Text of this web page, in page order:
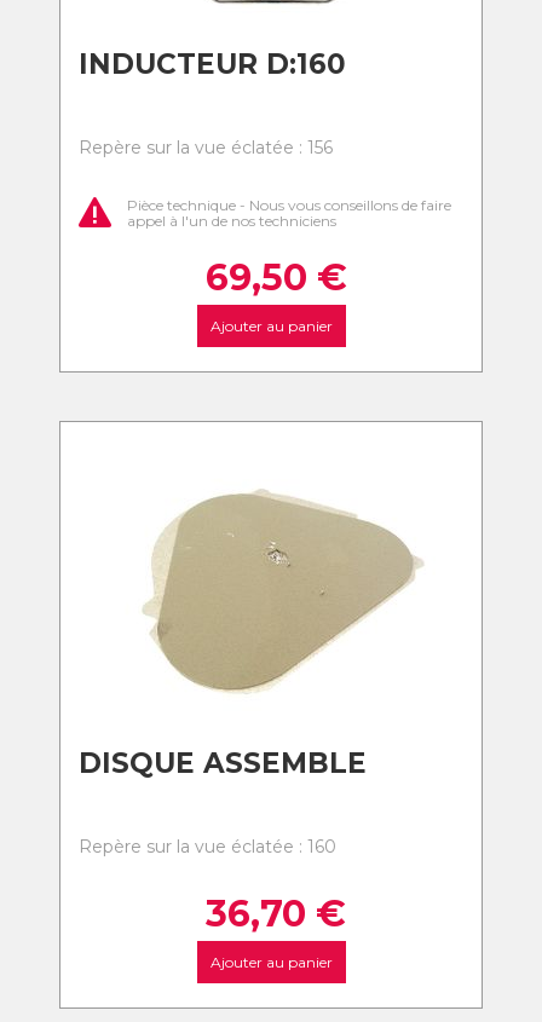
INDUCTEUR D:160
Repère sur la vue éclatée : 156
Pièce technique - Nous vous conseillons de faire
appel à l'un de nos techniciens
69,50 €
Ajouter au panier
DISQUE ASSEMBLE
Repère sur la vue éclatée : 160
36,70 €
Ajouter au panier